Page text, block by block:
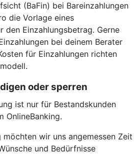
(BaFin) bei Bareinzahlungen
die Vorlage eines
den Einzahlungsbetrag. Gerne
bei deinem Berater
für Einzahlungen richten
oder sperren
ist nur für Bestandskunden
OnlineBanking.
wir uns angemessen Zeit
und Bedürfnisse